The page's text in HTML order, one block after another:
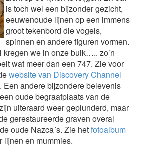
is toch wel een bijzonder gezicht,
eeuwenoude lijnen op een immens
groot tekenbord die vogels,
spinnen en andere figuren vormen.
kregen we in onze buik….. zo’n
wat meer dan een 747. Zie voor
website van Discovery Channel
. Een andere bijzondere belevenis
oude begraafplaats van de
uiteraard weer geplunderd, maar
gerestaureerde graven overal
oude Nazca´s. Zie hetfotoalbum
lijnen en mummies.